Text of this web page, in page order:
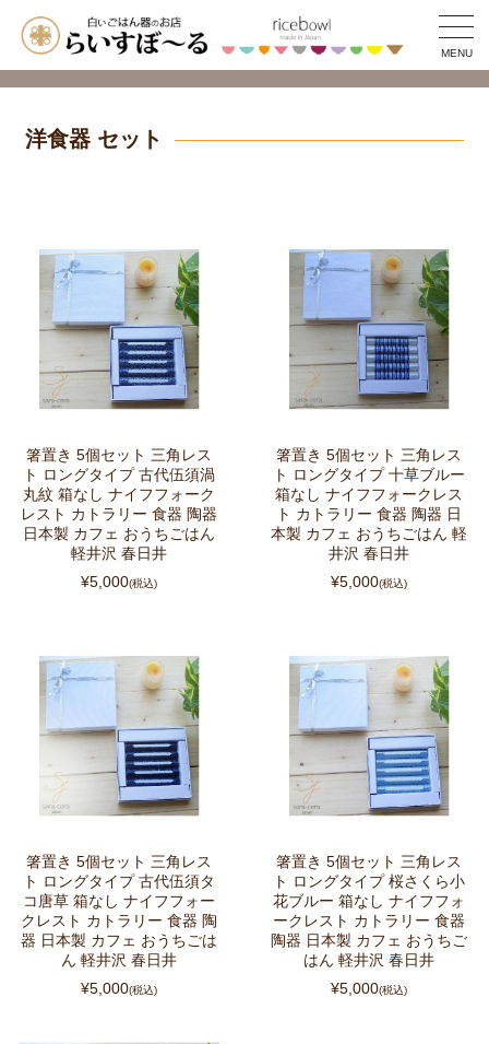
MENU
洋食器 セット
箸置き 5個セット 三角レス
ト ロングタイプ 古代伍須渦
丸紋 箱なし ナイフフォーク
レスト カトラリー 食器 陶器
日本製 カフェ おうちごはん
軽井沢 春日井
¥5,000(税込)
箸置き 5個セット 三角レス
ト ロングタイプ 十草ブルー
箱なし ナイフフォークレス
ト カトラリー 食器 陶器 日
本製 カフェ おうちごはん 軽
井沢 春日井
¥5,000(税込)
箸置き 5個セット 三角レス
ト ロングタイプ 古代伍須タ
コ唐草 箱なし ナイフフォー
クレスト カトラリー 食器 陶
器 日本製 カフェ おうちごは
ん 軽井沢 春日井
¥5,000(税込)
箸置き 5個セット 三角レス
ト ロングタイプ 桜さくら小
花ブルー 箱なし ナイフフォ
ークレスト カトラリー 食器
陶器 日本製 カフェ おうちご
はん 軽井沢 春日井
¥5,000(税込)